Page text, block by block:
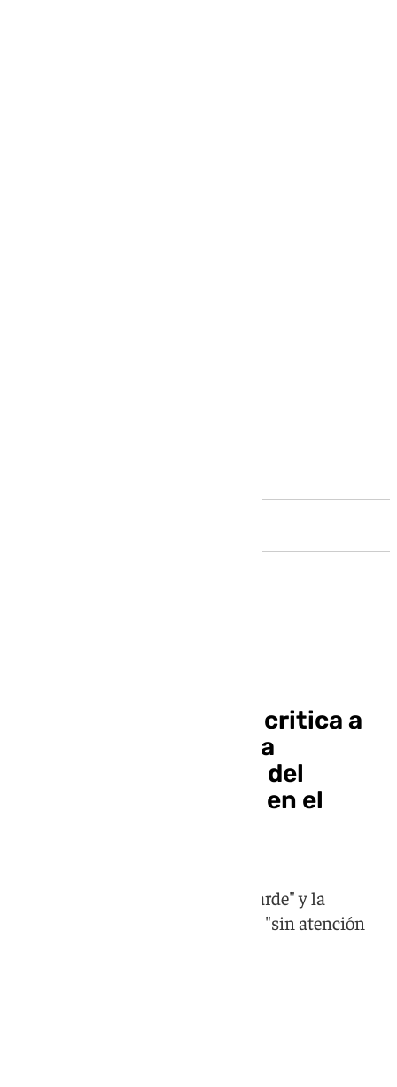
El alcalde de Adamuz critica a
Juanma Moreno por la
«utilización política» del
accidente ferroviario en el
Ha criticado que "la ayuda llegó tarde" y la
mayoría de los heridos estuvieron "sin atención